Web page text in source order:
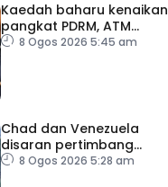
Kaedah baharu kenaikan
pangkat PDRM, ATM
tingkat profesionalisme,
8 Ogos 2026 5:45 am
Chad dan Venezuela
disaran pertimbang
semula keputusan tarik
8 Ogos 2026 5:28 am